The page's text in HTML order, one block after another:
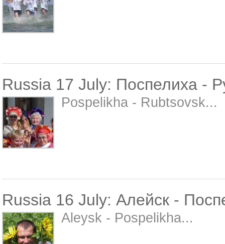
Russia 17 July: Поспелиха -
Pospelikha - Rubtsovsk...
Russia 16 July: Алейск -
Aleysk - Pospelikha...